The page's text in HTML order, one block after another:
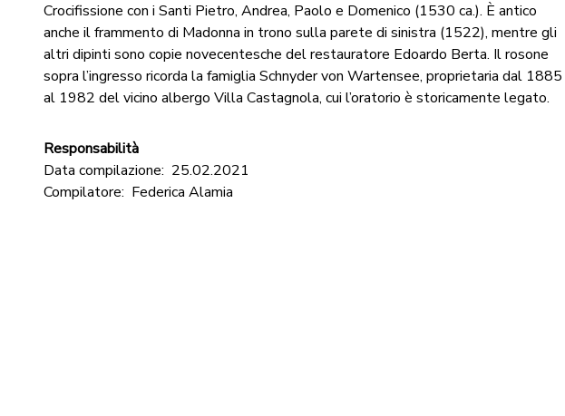
Crocifissione con i Santi Pietro, Andrea, Paolo e Domenico (1530 ca.). È antico
anche il frammento di Madonna in trono sulla parete di sinistra (1522), mentre gli
altri dipinti sono copie novecentesche del restauratore Edoardo Berta. Il rosone
sopra l’ingresso ricorda la famiglia Schnyder von Wartensee, proprietaria dal 1885
al 1982 del vicino albergo Villa Castagnola, cui l’oratorio è storicamente legato.
Responsabilità
Data compilazione: 25.02.2021
Compilatore: Federica Alamia